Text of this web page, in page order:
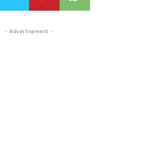
- Advertisement -